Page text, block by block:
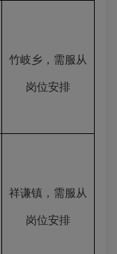
竹岐乡，需服从
岗位安排
祥谦镇，需服从
岗位安排